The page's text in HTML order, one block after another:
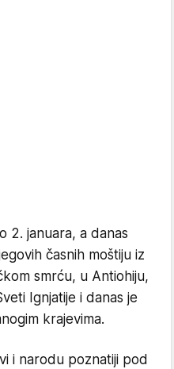
2. januara, a danas
časnih moštiju iz
smrću, u Antiohiju,
Ignjatije i danas je
krajevima.
i narodu poznatiji pod